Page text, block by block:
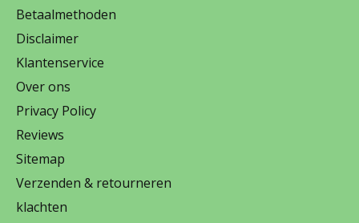
Betaalmethoden
Disclaimer
Klantenservice
Over ons
Privacy Policy
Reviews
Sitemap
Verzenden & retourneren
klachten